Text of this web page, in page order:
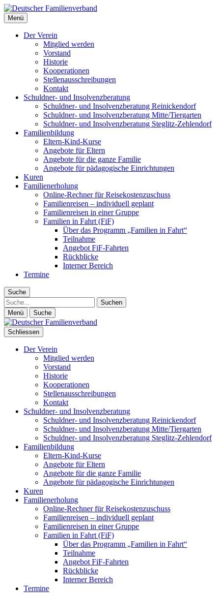
Deutscher Familienverband
Landesverband Berlin
Menü
Der Verein
Mitglied werden
Vorstand
Historie
Kooperationen
Stellenausschreibungen
Kontakt
Schuldner- und Insolvenzberatung
Schuldner- und Insolvenzberatung Reinickendorf
Schuldner- und Insolvenzberatung Mitte/Tiergarten
Schuldner- und Insolvenzberatung Steglitz-Zehlendorf
Familienbildung
Eltern-Kind-Kurse
Angebote für Eltern
Angebote für die ganze Familie
Angebote für pädagogische Einrichtungen
Kuren
Familienerholung
Online-Rechner für Reisekostenzuschuss
Familienreisen – individuell geplant
Familienreisen in einer Gruppe
Familien in Fahrt (FiF)
Über das Programm „Familien in Fahrt“
Teilnahme
Angebot FiF-Fahrten
Rückblicke
Interner Bereich
Termine
Suche
Suche
Menü Suche
Schliessen
Der Verein
Mitglied werden
Vorstand
Historie
Kooperationen
Stellenausschreibungen
Kontakt
Schuldner- und Insolvenzberatung
Schuldner- und Insolvenzberatung Reinickendorf
Schuldner- und Insolvenzberatung Mitte/Tiergarten
Schuldner- und Insolvenzberatung Steglitz-Zehlendorf
Familienbildung
Eltern-Kind-Kurse
Angebote für Eltern
Angebote für die ganze Familie
Angebote für pädagogische Einrichtungen
Kuren
Familienerholung
Online-Rechner für Reisekostenzuschuss
Familienreisen – individuell geplant
Familienreisen in einer Gruppe
Familien in Fahrt (FiF)
Über das Programm „Familien in Fahrt“
Teilnahme
Angebot FiF-Fahrten
Rückblicke
Interner Bereich
Termine